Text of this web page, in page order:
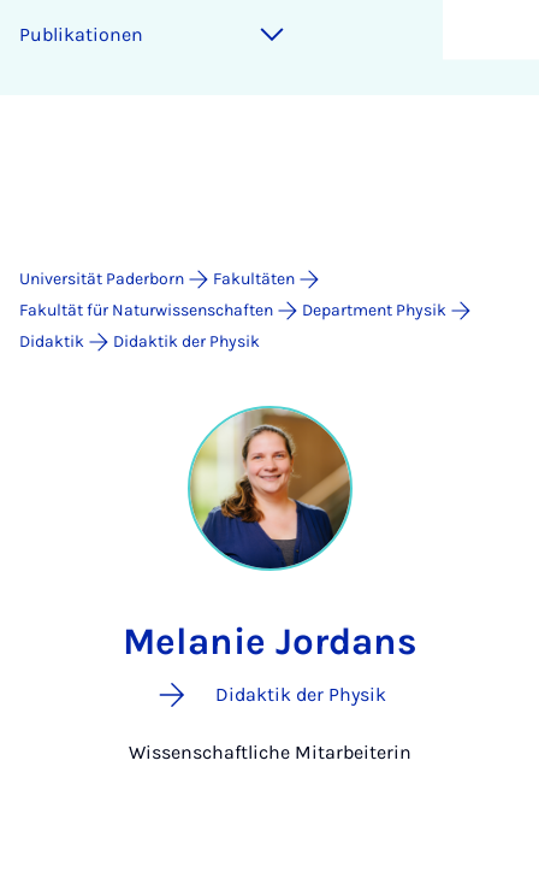
Publikationen
Universität Paderborn
Fakultäten
Fakultät für Naturwissenschaften
Department Physik
Didaktik
Didaktik der Physik
Melanie Jordans
Didaktik der Physik
Wissenschaftliche Mitarbeiterin